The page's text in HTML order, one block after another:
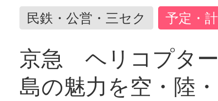
民鉄・公営・三セク 予定・
京急 ヘリコプタ
島の魅力を空・陸